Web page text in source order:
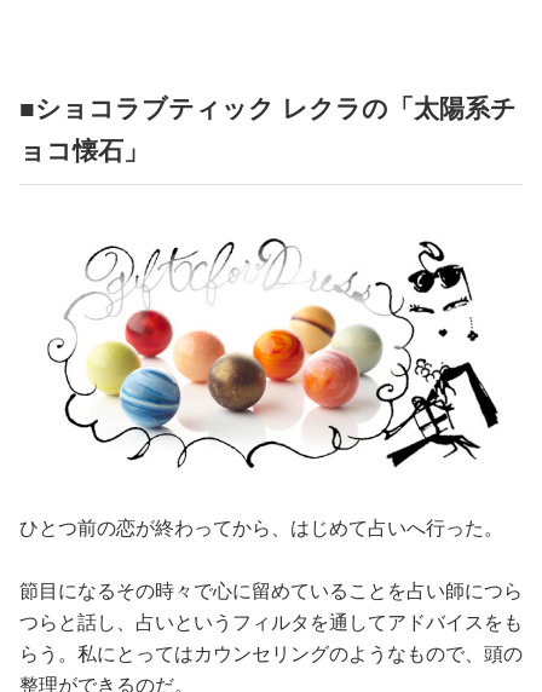
■ショコラブティック レクラの「太陽系チ
ョコ懐石」
ひとつ前の恋が終わってから、はじめて占いへ行った。
節目になるその時々で心に留めていることを占い師につら
つらと話し、占いというフィルタを通してアドバイスをも
らう。私にとってはカウンセリングのようなもので、頭の
整理ができるのだ。